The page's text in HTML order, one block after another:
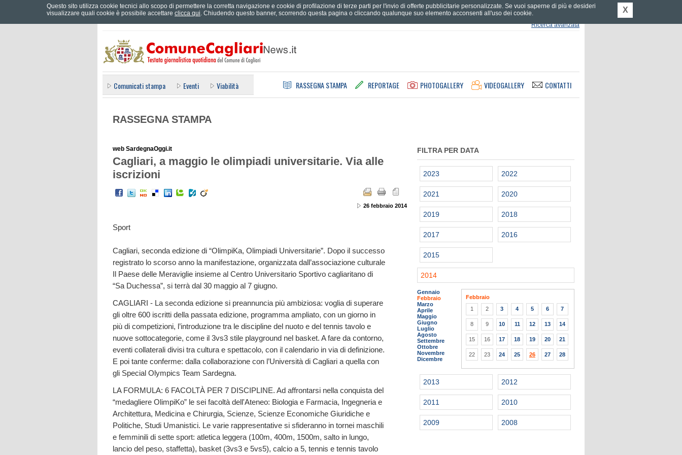
Ricerca avanzata
Effettua il login
Comunicati stampa Eventi Viabilità RASSEGNA STAMPA REPORTAGE PHOTOGALLERY VIDEOGALLERY CONTATTI
RASSEGNA STAMPA
web SardegnaOggi.it
Cagliari, a maggio le olimpiadi universitarie. Via alle
iscrizioni
26 febbraio 2014
Sport
Cagliari, seconda edizione di “OlimpiKa, Olimpiadi Universitarie”. Dopo il successo
registrato lo scorso anno la manifestazione, organizzata dall’associazione culturale
Il Paese delle Meraviglie insieme al Centro Universitario Sportivo cagliaritano di
“Sa Duchessa”, si terrà dal 30 maggio al 7 giugno.
CAGLIARI - La seconda edizione si preannuncia più ambiziosa: voglia di superare
gli oltre 600 iscritti della passata edizione, programma ampliato, con un giorno in
più di competizioni, l’introduzione tra le discipline del nuoto e del tennis tavolo e
nuove sottocategorie, come il 3vs3 stile playground nel basket. A fare da contorno,
eventi collaterali divisi tra cultura e spettacolo, con il calendario in via di definizione.
E poi tante conferme: dalla collaborazione con l’Università di Cagliari a quella con
gli Special Olympics Team Sardegna.
LA FORMULA: 6 FACOLTÀ PER 7 DISCIPLINE. Ad affrontarsi nella conquista del
“medagliere OlimpiKo” le sei facoltà dell'Ateneo: Biologia e Farmacia, Ingegneria e
Architettura, Medicina e Chirurgia, Scienze, Scienze Economiche Giuridiche e
Politiche, Studi Umanistici. Le varie rappresentative si sfideranno in tornei maschili
e femminili di sette sport: atletica leggera (100m, 400m, 1500m, salto in lungo,
lancio del peso, staffetta), basket (3vs3 e 5vs5), calcio a 5, tennis e tennis tavolo
FILTRA PER DATA
2023 2022
2021 2020
2019 2018
2017 2016
2015
2014
Gennaio
Febbraio
Marzo
Aprile
Maggio
Giugno
Luglio
Agosto
Settembre
Ottobre
Novembre
Dicembre
Febbraio
1
2 3 4 5 6 7
8 9 10 11 12 13 14
15 16 17 18 19 20 21
22 23 24 25 26 27 28
2013 2012
2011 2010
2009 2008
Questo sito utilizza cookie tecnici allo scopo di permettere la corretta navigazione e cookie di profilazione di terze parti per l'invio di offerte pubblicitarie personalizzate. Se vuoi saperne di più e desideri
visualizzare quali cookie è possibile accettare clicca qui. Chiudendo questo banner, scorrendo questa pagina o cliccando qualunque suo elemento acconsenti all'uso dei cookie. X